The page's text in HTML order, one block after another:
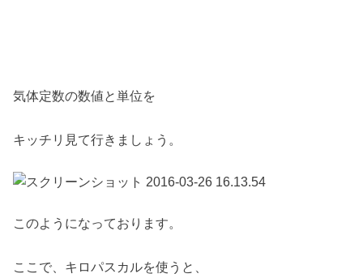
気体定数の数値と単位を
キッチリ見て行きましょう。
このようになっております。
ここで、キロパスカルを使うと、